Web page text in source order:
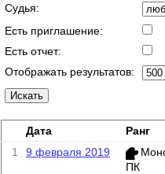
Судья:
Есть приглашение:
Есть отчет:
Отображать результатов:
Дата
Ранг
1
9 февраля 2019
ПК